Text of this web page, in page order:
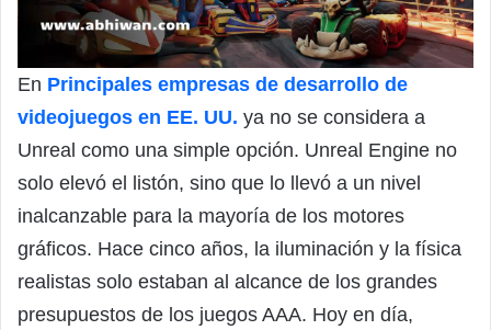
En Principales empresas de desarrollo de
videojuegos en EE. UU. ya no se considera a
Unreal como una simple opción. Unreal Engine no
solo elevó el listón, sino que lo llevó a un nivel
inalcanzable para la mayoría de los motores
gráficos. Hace cinco años, la iluminación y la física
realistas solo estaban al alcance de los grandes
presupuestos de los juegos AAA. Hoy en día,